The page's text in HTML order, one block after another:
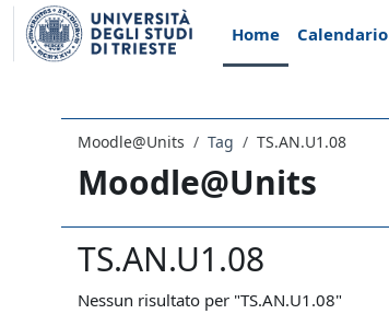
Vai al contenuto principale
Home
Calendario
Moodle@Units Tag TS.AN.U1.08
Moodle@Units
TS.AN.U1.08
Nessun risultato per "TS.AN.U1.08"